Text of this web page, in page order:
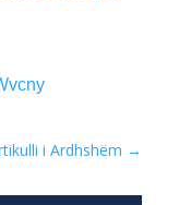
i Ardhshëm →